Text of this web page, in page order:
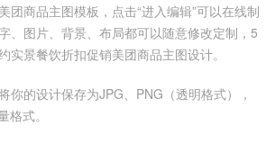
团商品主图模板，点击“进入编辑”可以在线制
、图片、背景、布局都可以随意修改定制，5
实景餐饮折扣促销美团商品主图设计。
你的设计保存为JPG、PNG（透明格式），
式。